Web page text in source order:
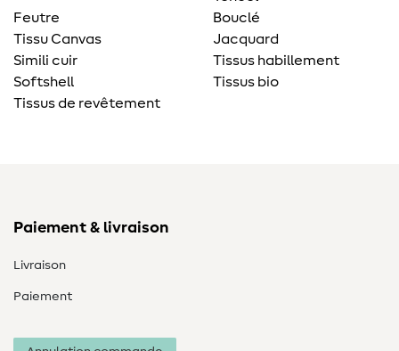
Feutre
Tissu Canvas
Simili cuir
Softshell
Tissus de revêtement
Bouclé
Jacquard
Tissus habillement
Tissus bio
Paiement & livraison
Livraison
Paiement